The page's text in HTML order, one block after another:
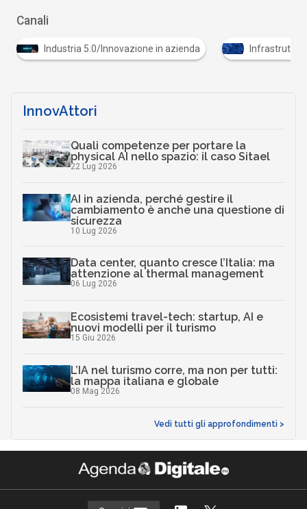
Canali
Industria 5.0/Innovazione in azienda
InnovAttori
Quali competenze per portare la
physical AI nello spazio: il caso Sitael
22 Lug 2026
AI in azienda, perché gestire il
cambiamento è anche una questione di
sicurezza
10 Lug 2026
Data center, quanto cresce l’Italia: ma
attenzione al thermal management
06 Lug 2026
Ecosistemi travel-tech: startup, AI e
nuovi modelli per il turismo
15 Giu 2026
L’IA nel turismo corre, ma non per tutti:
la mappa italiana e globale
08 Mag 2026
Vedi tutti gli approfondimenti >